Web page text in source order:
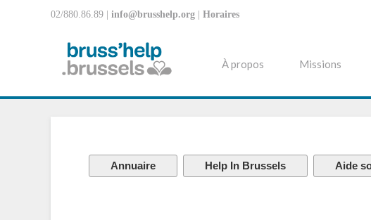
02/880.86.89 | info@brusshelp.org Horaires
À propos Missions
Annuaire Help In Brussels Aide